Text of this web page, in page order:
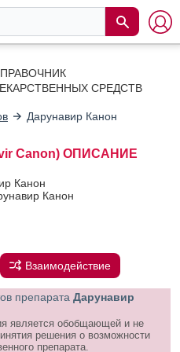
СРЕДСТВ
Дарунавир Канон
Canon) ОПИСАНИЕ
Канон
Канон
Взаимодействие
препарата Дарунавир
является обобщающей и не
решения о возможности
препарата.